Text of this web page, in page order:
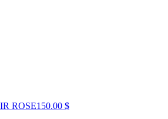
ROSE150.00 $